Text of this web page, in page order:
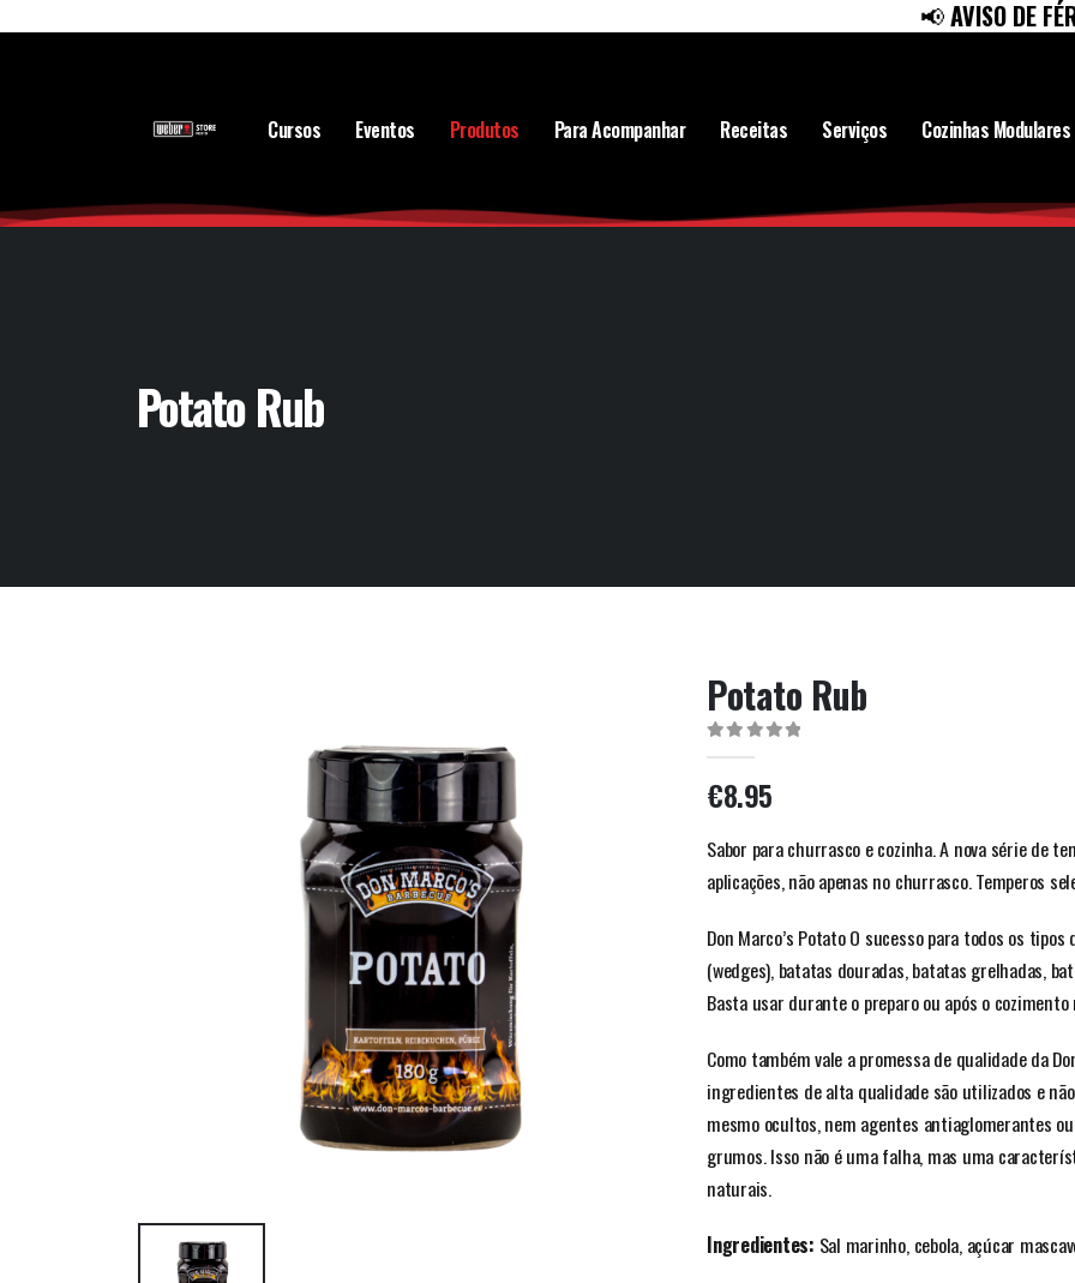
AVISO DE FÉRIAS:
Cursos Eventos Produtos Para Acompanhar Receitas Serviços Cozinhas Modulares
Potato Rub
Potato Rub
€8.95
Sabor para churrasco e cozinha. A nova série de
aplicações, não apenas no churrasco. Temperos
Don Marco’s Potato O sucesso para todos os
(wedges), batatas douradas, batatas grelhadas,
Basta usar durante o preparo ou após o
Como também vale a promessa de qualidade da
ingredientes de alta qualidade são utilizados e
mesmo ocultos, nem agentes antiaglomerantes
grumos. Isso não é uma falha, mas uma
naturais.
Ingredientes: Sal marinho, cebola, açúcar